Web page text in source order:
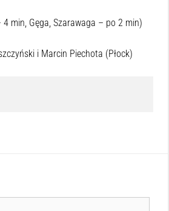
min, Gęga, Szarawaga – po 2 min)
i Marcin Piechota (Płock)